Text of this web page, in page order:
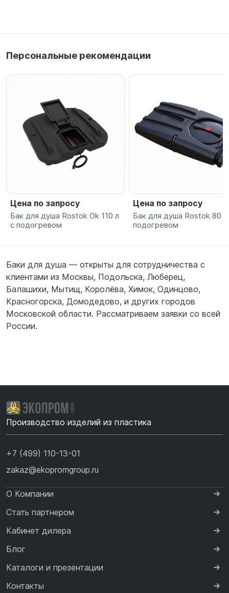
Персональные рекомендации
Цена по запросу
Бак для душа Rostok Ok 110 л
с подогревом
Цена по запросу
Бак для душа Rostok 80 л
подогревом
Баки для душа — открыты для сотрудничества с
клиентами из Москвы, Подольска, Люберец,
Балашихи, Мытищ, Королёва, Химок, Одинцово,
Красногорска, Домодедово, и других городов
Московской области. Рассматриваем заявки со всей
России.
Производство изделий из пластика
+7 (499) 110-13-01
zakaz@ekopromgroup.ru
О Компании
Стать партнером
Кабинет дилера
Блог
Каталоги и презентации
Контакты